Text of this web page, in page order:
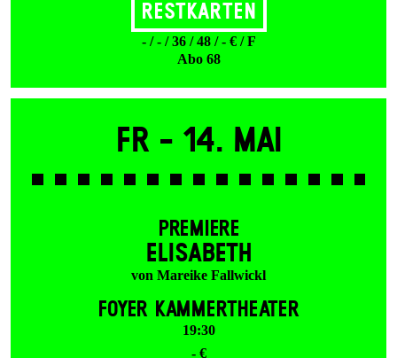
Restkarten
- / - / 36 / 48 / - € / F
Abo 68
Fr - 14. Mai
PREMIERE
ELISABETH
von Mareike Fallwickl
FOYER KAMMERTHEATER
19:30
- €